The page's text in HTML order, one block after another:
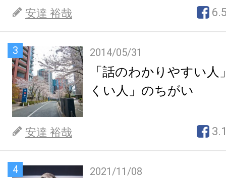
安達 裕哉
3 2014/05/31
「話のわかりやすい
くい人」のちがい
安達 裕哉
4 2021/11/08